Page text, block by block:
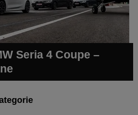
Seria 4 Coupe –